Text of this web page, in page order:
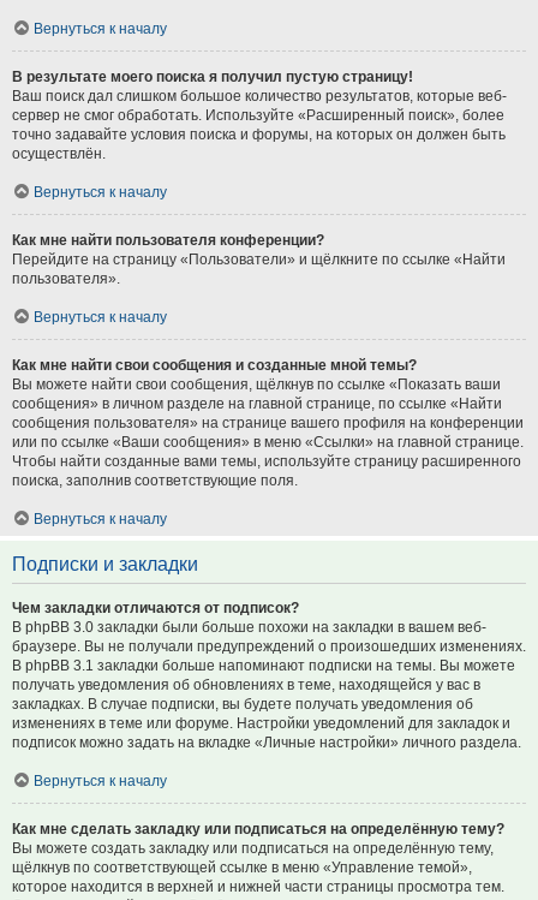
Вернуться к началу
В результате моего поиска я получил пустую страницу!
Ваш поиск дал слишком большое количество результатов, которые веб-
сервер не смог обработать. Используйте «Расширенный поиск», более
точно задавайте условия поиска и форумы, на которых он должен быть
осуществлён.
Вернуться к началу
Как мне найти пользователя конференции?
Перейдите на страницу «Пользователи» и щёлкните по ссылке «Найти
пользователя».
Вернуться к началу
Как мне найти свои сообщения и созданные мной темы?
Вы можете найти свои сообщения, щёлкнув по ссылке «Показать ваши
сообщения» в личном разделе на главной странице, по ссылке «Найти
сообщения пользователя» на странице вашего профиля на конференции
или по ссылке «Ваши сообщения» в меню «Ссылки» на главной странице.
Чтобы найти созданные вами темы, используйте страницу расширенного
поиска, заполнив соответствующие поля.
Вернуться к началу
Подписки и закладки
Чем закладки отличаются от подписок?
В phpBB 3.0 закладки были больше похожи на закладки в вашем веб-
браузере. Вы не получали предупреждений о произошедших изменениях.
В phpBB 3.1 закладки больше напоминают подписки на темы. Вы можете
получать уведомления об обновлениях в теме, находящейся у вас в
закладках. В случае подписки, вы будете получать уведомления об
изменениях в теме или форуме. Настройки уведомлений для закладок и
подписок можно задать на вкладке «Личные настройки» личного раздела.
Вернуться к началу
Как мне сделать закладку или подписаться на определённую тему?
Вы можете создать закладку или подписаться на определённую тему,
щёлкнув по соответствующей ссылке в меню «Управление темой»,
которое находится в верхней и нижней части страницы просмотра тем.